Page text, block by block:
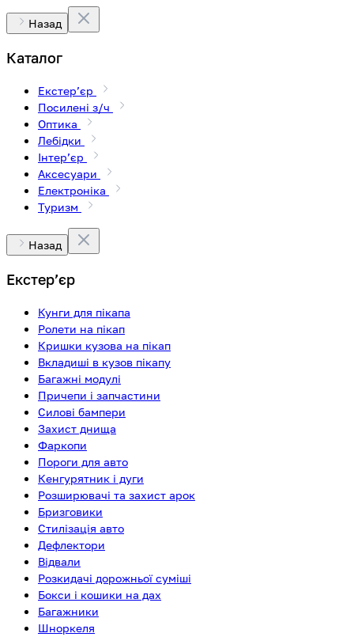
Назад
Каталог
Екстерʼєр
Посилені з/ч
Оптика
Лебідки
Інтерʼєр
Аксесуари
Електроніка
Туризм
Назад
Екстерʼєр
Кунги для пікапа
Ролети на пікап
Кришки кузова на пікап
Вкладиші в кузов пікапу
Багажні модулі
Причепи і запчастини
Силові бампери
Захист днища
Фаркопи
Пороги для авто
Кенгурятник і дуги
Розширювачі та захист арок
Бризговики
Стилізація авто
Дефлектори
Відвали
Розкидачі дорожньої суміші
Бокси і кошики на дах
Багажники
Шноркеля